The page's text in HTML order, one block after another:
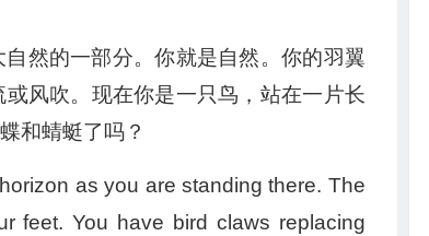
然的一部分。你就是自然。你的羽翼
风吹。现在你是一只鸟，站在一片长
和蜻蜓了吗？
as you are standing there. The
feet. You have bird claws replacing